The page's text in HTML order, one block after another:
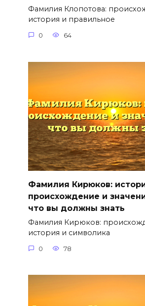
Фамилия Клопотова:
история и правильное
0 64
Фамилия Кирюков:
происхождение и
что вы должны знать
Фамилия Кирюков:
история и символика
0 78